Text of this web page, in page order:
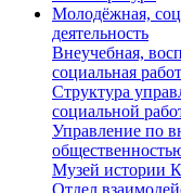
Молодёжная,
деятельность
Внеучебная,
социальная
Структура
социальной
Управление по
Музей истории
Отдел